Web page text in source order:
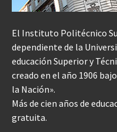
El Instituto Politécnico
dependiente de la
educación Superior y
creado en el año 1906
la Nación».
Más de cien años de
gratuita.